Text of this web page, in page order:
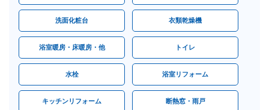
洗面化粧台 衣類乾燥機
浴室暖房・床暖房・他 トイレ
水栓 浴室リフォーム
キッチンリフォーム 断熱窓・雨戸